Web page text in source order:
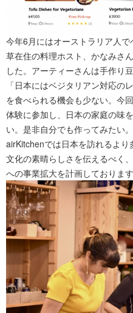
今年6月にはオーストラリア人
草在住の料理ホスト、かなみさ
した。アーティーさんは手作り
「日本にはベジタリアン対応の
を食べられる機会も少ない。今
体験に参加し、日本の家庭の味
い。是非自分でも作ってみたい
airKitchenでは日本を訪れるよ
文化の素晴らしさを伝えるべく
への事業拡大を計画しております